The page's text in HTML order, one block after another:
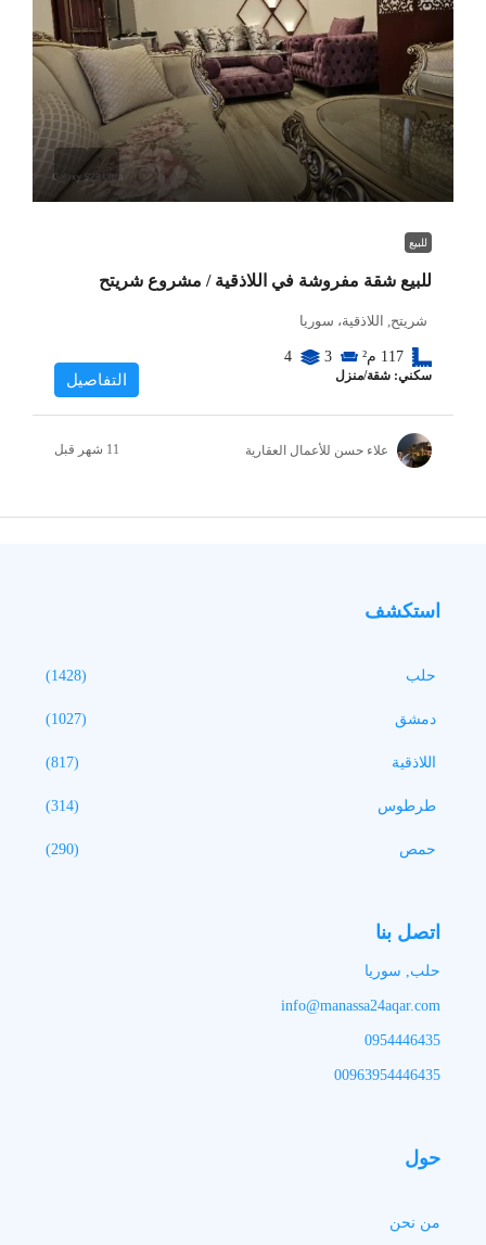
للبيع
للبيع شقة مفروشة في اللاذقية / مشروع شريتح
شريتح, اللاذقية، سوريا
117 م² 3
4
سكني: شقة/منزل التفاصيل
علاء حسن للأعمال العقارية
استكشف
حلب (1428)
دمشق (1027)
اللاذقية (817)
طرطوس (314)
حمص (290)
اتصل بنا
حلب, سوريا
info@manassa24aqar.com
0954446435
00963954446435
حول
من نحن